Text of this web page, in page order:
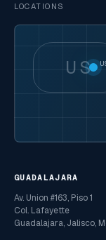
LOCATIONS
US
GUADALAJARA
Av. Union #163, Piso 1
Col. Lafayette
Guadalajara, Jalisco,